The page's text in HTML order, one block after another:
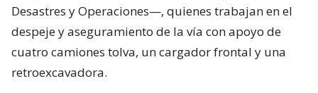
Desastres y Operaciones—, quienes trabajan en el
despeje y aseguramiento de la vía con apoyo de
cuatro camiones tolva, un cargador frontal y una
retroexcavadora.